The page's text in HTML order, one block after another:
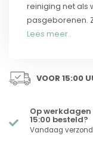
reiniging net als
pasgeborenen.
Lees meer..
VOOR 15:00
Op
15:00 besteld?
Vandaag